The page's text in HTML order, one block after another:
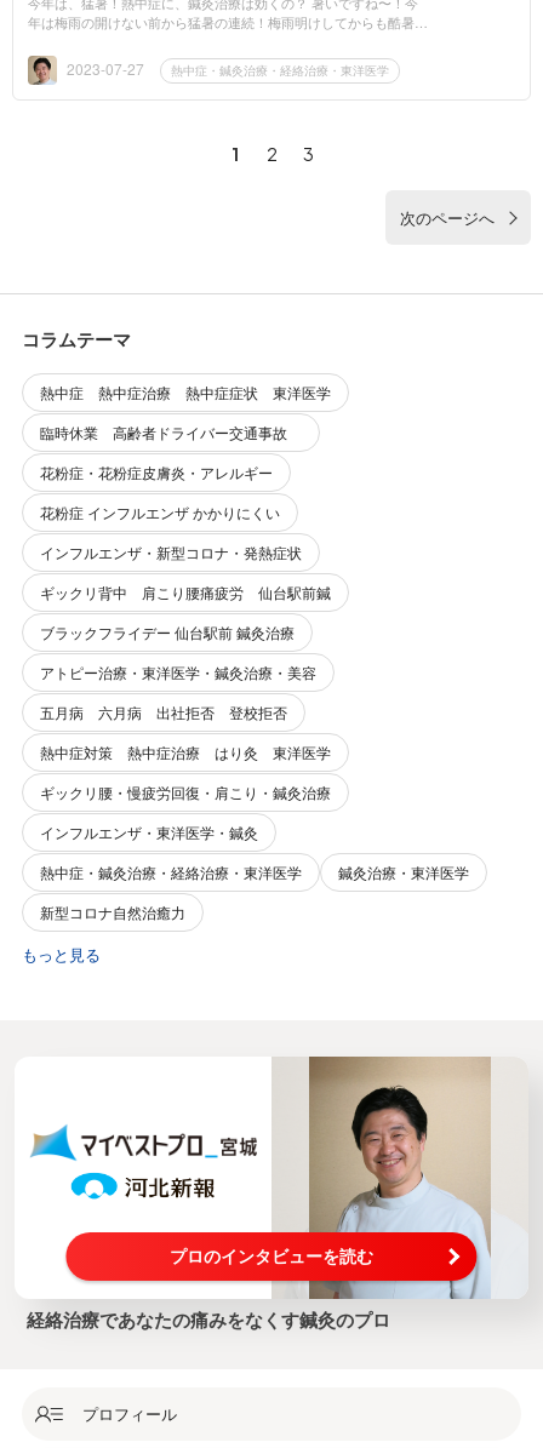
年は梅雨の開けない前から猛暑の連続！梅雨明けしてからも酷暑の
るし、夜も...2023-07-27 熱中症・鍼灸治療・経絡治療・東洋医学
1 2 3
次のページへ
コラムテーマ
熱中症 熱中症治療 熱中症症状 東洋医学
臨時休業 高齢者ドライバー交通事故
花粉症・花粉症皮膚炎・アレルギー
花粉症 インフルエンザ かかりにくい
インフルエンザ・新型コロナ・発熱症状
ギックリ背中 肩こり腰痛疲労 仙台駅前鍼
ブラックフライデー 仙台駅前 鍼灸治療
アトピー治療・東洋医学・鍼灸治療・美容
五月病 六月病 出社拒否 登校拒否
熱中症対策 熱中症治療 はり灸 東洋医学
ギックリ腰・慢疲労回復・肩こり・鍼灸治療
インフルエンザ・東洋医学・鍼灸
熱中症・鍼灸治療・経絡治療・東洋医学
鍼灸治療・東洋医学
新型コロナ自然治癒力
もっと見る
プロのインタビューを読む
経絡治療であなたの痛みをなくす鍼灸のプロ
プロフィール